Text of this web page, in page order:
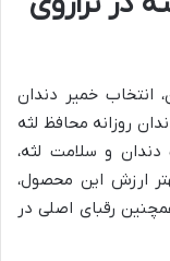
انتخاب خمیر دندان
روزانه محافظ لثه
و سلامت لثه،
ارزش این محصول،
رقبای اصلی در